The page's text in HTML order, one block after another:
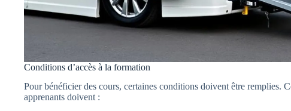
Conditions d’accès à la formation
Pour bénéficier des cours, certaines conditions doivent être remplies.
apprenants doivent :